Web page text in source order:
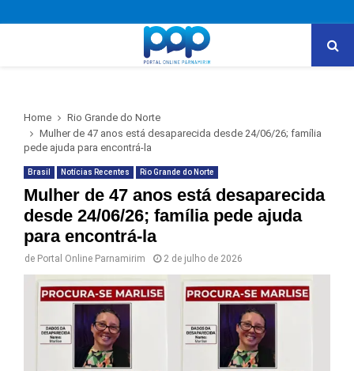
Home
Rio Grande do Norte
Mulher de 47 anos está desaparecida desde 24/06/26; família
pede ajuda para encontrá-la
Brasil Notícias Recentes Rio Grande do Norte
Mulher de 47 anos está desaparecida
desde 24/06/26; família pede ajuda
para encontrá-la
de Portal Online Parnamirim 2 de julho de 2026